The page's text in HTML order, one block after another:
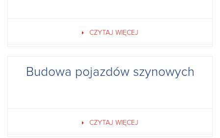
CZYTAJ WIĘCEJ
Budowa pojazdów szynowych
CZYTAJ WIĘCEJ